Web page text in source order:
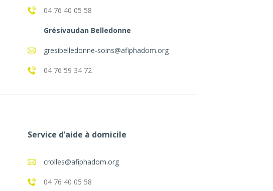
04 76 40 05 58
Grésivaudan Belledonne
gresibelledonne-soins@afiphadom.org
04 76 59 34 72
Service d’aide à domicile
crolles@afiphadom.org
04 76 40 05 58